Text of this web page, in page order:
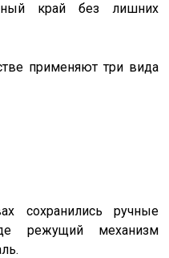
край без лишних
применяют три вида
сохранились ручные
режущий механизм